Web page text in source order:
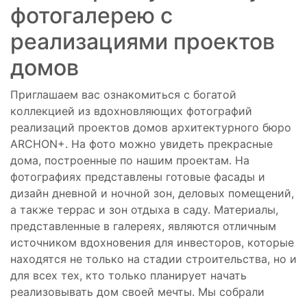
фотогалерею с
реализациями проектов
домов
Приглашаем вас ознакомиться с богатой
коллекцией из вдохновляющих фотографий
реализаций проектов домов архитектурного бюро
ARCHON+. На фото можно увидеть прекрасные
дома, построенные по нашим проектам. На
фотографиях представлены готовые фасады и
дизайн дневной и ночной зон, деловых помещений,
а также террас и зон отдыха в саду. Материалы,
представленные в галереях, являются отличным
источником вдохновения для инвесторов, которые
находятся не только на стадии строительства, но и
для всех тех, кто только планирует начать
реализовывать дом своей мечты. Мы собрали